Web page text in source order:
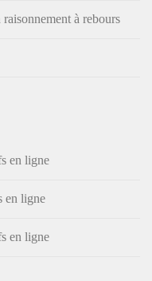
à rebours
en ligne
en ligne
en ligne